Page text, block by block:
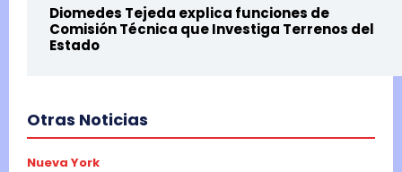
Diomedes Tejeda explica funciones de
Comisión Técnica que Investiga Terrenos del
Estado
Otras Noticias
Nueva York